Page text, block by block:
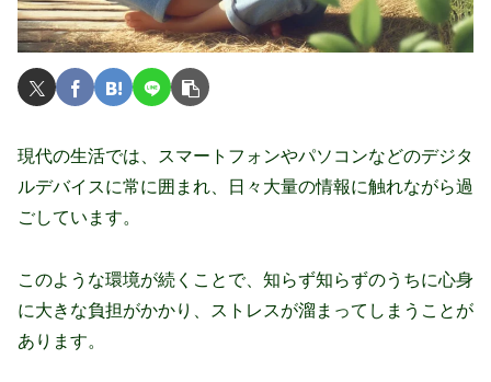
現代の生活では、スマートフォンやパソコンなどのデジタ
ルデバイスに常に囲まれ、日々大量の情報に触れながら過
ごしています。
このような環境が続くことで、知らず知らずのうちに心身
に大きな負担がかかり、ストレスが溜まってしまうことが
あります。